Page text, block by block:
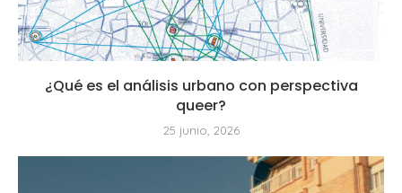
¿Qué es el análisis urbano con perspectiva
queer?
25 junio, 2026